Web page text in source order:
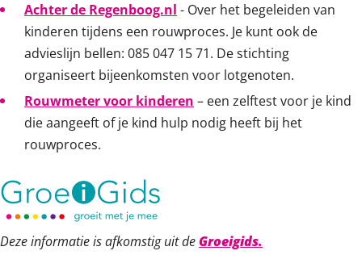
Achter de Regenboog.nl - Over het begeleiden van
kinderen tijdens een rouwproces. Je kunt ook de
advieslijn bellen: 085 047 15 71. De stichting
organiseert bijeenkomsten voor lotgenoten.
Rouwmeter voor kinderen – een zelftest voor je kind
die aangeeft of je kind hulp nodig heeft bij het
rouwproces.
Deze informatie is afkomstig uit deGroeigids.